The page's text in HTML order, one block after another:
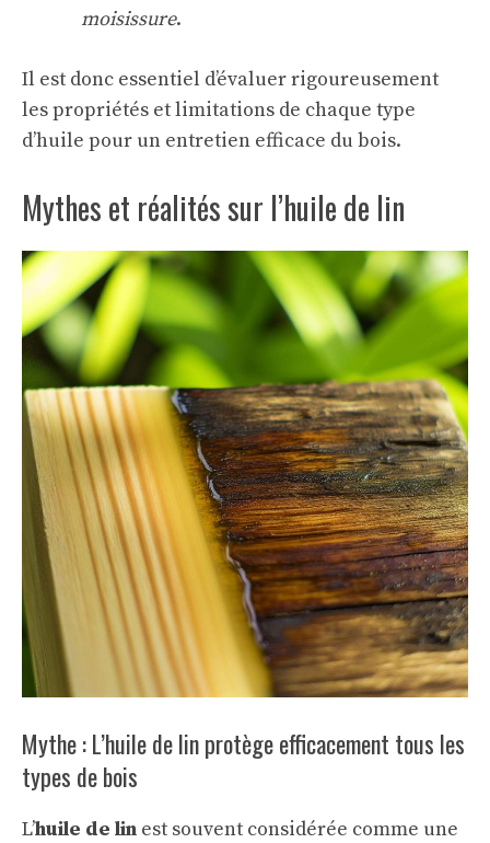
moisissure.
Il est donc essentiel d’évaluer rigoureusement
les propriétés et limitations de chaque type
d’huile pour un entretien efficace du bois.
Mythes et réalités sur l’huile de lin
Mythe : L’huile de lin protège efficacement tous les
types de bois
L’huile de lin est souvent considérée comme une